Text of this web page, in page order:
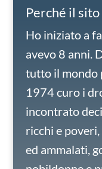
Perché il
Ho iniziato a
avevo 8 anni.
tutto il mondo
1974 curo i
incontrato
ricchi e
ed ammalati,